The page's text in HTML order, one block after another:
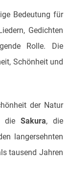
Bedeutung für
Gedichten
Rolle. Die
Schönheit und
der Natur
die Sakura, die
langersehnten
tausend Jahren